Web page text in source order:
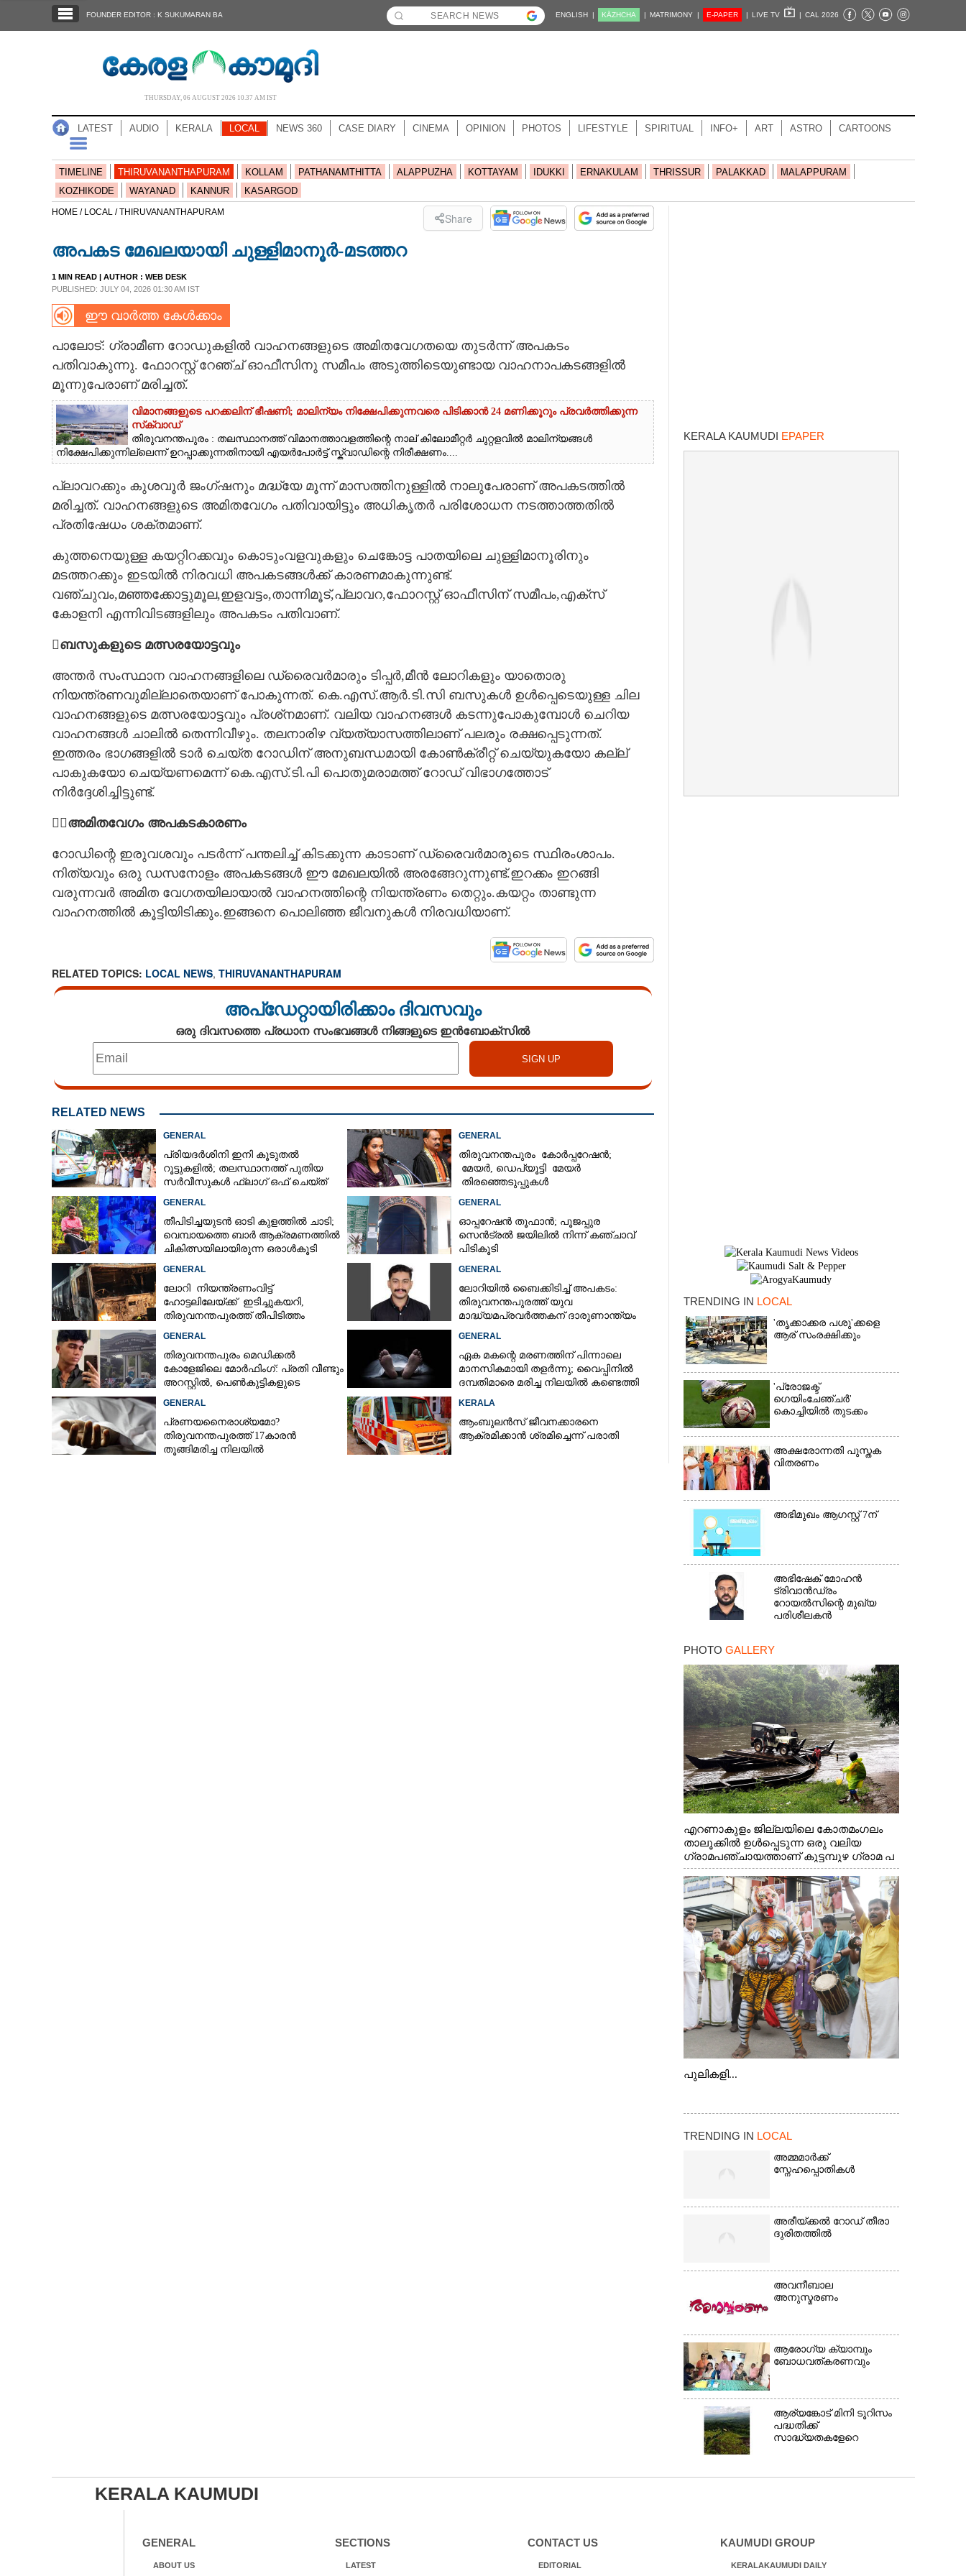
NOTIFIED NEWS
NEWS 360
CASE DIARY
PHOTOS
LIFESTYLE
SPIRITUAL
LITERATURE
CONTACT US
FOUNDER EDITOR : K SUKUMARAN BA ENGLISH | KĀZHCHA | MATRIMONY | E-PAPER | LIVE TV | CAL 2026
THURSDAY, 06 AUGUST 2026 10.37 AM IST
LATEST AUDIO KERALA LOCAL NEWS 360 CASE DIARY CINEMA OPINION PHOTOS LIFESTYLE SPIRITUAL INFO+ ART ASTRO CARTOONS
TIMELINE THIRUVANANTHAPURAM KOLLAM PATHANAMTHITTA ALAPPUZHA KOTTAYAM IDUKKI ERNAKULAM THRISSUR PALAKKAD
MALAPPURAM
KOZHIKODE
WAYANAD KANNUR KASARGOD
HOME / LOCAL /THIRUVANANTHAPURAM Share
അപകട മേഖലയായി ചുള്ളിമാനൂർ-മടത്തറ
1 MIN READ | AUTHOR : WEB DESK
PUBLISHED: JULY 04, 2026 01:30 AM IST
ഈ വാർത്ത കേൾക്കാം
പാലോട്: ഗ്രാമീണ റോഡുകളിൽ വാഹനങ്ങളുടെ അമിതവേഗതയെ തുടർന്ന് അപകടം
പതിവാകുന്നു. ഫോറസ്റ്റ് റേഞ്ച് ഓഫീസിനു സമീപം അടുത്തിടെയുണ്ടായ വാഹനാപകടങ്ങളിൽ
മൂന്നുപേരാണ് മരിച്ചത്.
വിമാനങ്ങളുടെ പറക്കലിന് ഭീഷണി;​ മാലിന്യം നിക്ഷേപിക്കുന്നവരെ പിടിക്കാൻ 24 മണിക്കൂറും പ്രവർത്തിക്കുന്ന
സ്‌ക്വാഡ്
തിരുവനന്തപുരം : തലസ്ഥാനത്ത് വിമാനത്താവളത്തിന്റെ നാല് കിലോമീറ്റർ ചുറ്റളവിൽ മാലിന്യങ്ങൾ
നിക്ഷേപിക്കുന്നില്ലെന്ന് ഉറപ്പാക്കുന്നതിനായി എയർപോർട്ട് സ്ക്വാഡിന്റെ നിരീക്ഷണം....
പ്ലാവറക്കും കുശവൂർ ജംഗ്ഷനും മദ്ധ്യേ മൂന്ന് മാസത്തിനുള്ളിൽ നാലുപേരാണ് അപകടത്തിൽ
മരിച്ചത്. വാഹനങ്ങളുടെ അമിതവേഗം പതിവായിട്ടും അധികൃതർ പരിശോധന നടത്താത്തതിൽ
പ്രതിഷേധം ശക്തമാണ്.
കുത്തനെയുള്ള കയറ്റിറക്കവും കൊടുംവളവുകളും ചെങ്കോട്ട പാതയിലെ ചുള്ളിമാനൂരിനും
മടത്തറക്കും ഇടയിൽ നിരവധി അപകടങ്ങൾക്ക് കാരണമാകുന്നുണ്ട്.
വഞ്ചുവം,മഞ്ഞക്കോട്ടുമൂല,ഇളവട്ടം,താന്നിമൂട്,പ്ലാവറ,ഫോറസ്റ്റ് ഓഫീസിന് സമീപം,എക്‌സ്
കോളനി എന്നിവിടങ്ങളിലും അപകടം പതിവാണ്.
ബസുകളുടെ മത്സരയോട്ടവും
അന്തർ സംസ്ഥാന വാഹനങ്ങളിലെ ഡ്രൈവർമാരും ടിപ്പർ,മീൻ ലോറികളും യാതൊരു
നിയന്ത്രണവുമില്ലാതെയാണ് പോകുന്നത്. കെ.എസ്.ആർ.ടി.സി ബസുകൾ ഉൾപ്പെടെയുള്ള ചില
വാഹനങ്ങളുടെ മത്സരയോട്ടവും പ്രശ്‌നമാണ്. വലിയ വാഹനങ്ങൾ കടന്നുപോകുമ്പോൾ ചെറിയ
വാഹനങ്ങൾ ചാലിൽ തെന്നിവീഴും. തലനാരിഴ വ്യത്യാസത്തിലാണ് പലരും രക്ഷപ്പെടുന്നത്.
ഇത്തരം ഭാഗങ്ങളിൽ ടാർ ചെയ്‌ത റോഡിന് അനുബന്ധമായി കോൺക്രീറ്റ് ചെയ്യുകയോ കല്ല്
പാകുകയോ ചെയ്യണമെന്ന് കെ.എസ്.ടി.പി പൊതുമരാമത്ത് റോഡ് വിഭാഗത്തോട്
നിർദ്ദേശിച്ചിട്ടുണ്ട്.
അമിതവേഗം അപകടകാരണം
റോഡിന്റെ ഇരുവശവും പടർന്ന് പന്തലിച്ച് കിടക്കുന്ന കാടാണ് ഡ്രൈവർമാരുടെ സ്ഥിരംശാപം.
നിത്യവും ഒരു ഡസനോളം അപകടങ്ങൾ ഈ മേഖലയിൽ അരങ്ങേറുന്നുണ്ട്.ഇറക്കം ഇറങ്ങി
വരുന്നവർ അമിത വേഗതയിലായാൽ വാഹനത്തിന്റെ നിയന്ത്രണം തെറ്റും.കയറ്റം താണ്ടുന്ന
വാഹനത്തിൽ കൂട്ടിയിടിക്കും.ഇങ്ങനെ പൊലിഞ്ഞ ജീവനുകൾ നിരവധിയാണ്.
RELATED TOPICS: LOCAL NEWS, THIRUVANANTHAPURAM
അപ്ഡേറ്റായിരിക്കാം ദിവസവും
ഒരു ദിവസത്തെ പ്രധാന സംഭവങ്ങൾ നിങ്ങളുടെ ഇൻബോക്സിൽ
RELATED NEWS
GENERAL
പ്രിയദർശിനി ഇനി കൂടുതൽ
റൂട്ടുകളിൽ; തലസ്ഥാനത്ത് പുതിയ
സർവീസുകൾ ഫ്ലാഗ് ഒഫ് ചെയ്ത്
GENERAL
തിരുവനന്തപുരം കോർപ്പറേഷൻ;
മേയർ, ഡെപ്യൂട്ടി മേയർ
തിരഞ്ഞെടുപ്പുകൾ
GENERAL
തീപിടിച്ചയുടൻ ഓടി കുളത്തിൽ ചാടി;
വെമ്പായത്തെ ബാർ ആക്രമണത്തിൽ
ചികിത്സയിലായിരുന്ന ഒരാൾകൂടി
GENERAL
ഓപ്പറേഷൻ തൂഫാൻ; പൂജപ്പുര
സെൻട്രൽ ജയിലിൽ നിന്ന് കഞ്ചാവ്
പിടികൂടി
GENERAL
ലോറി നിയന്ത്രണംവിട്ട്
ഹോട്ടലിലേയ്ക്ക് ഇടിച്ചുകയറി,
തിരുവനന്തപുരത്ത് തീപിടിത്തം
GENERAL
ലോറിയിൽ ബൈക്കിടിച്ച് അപകടം:
തിരുവനന്തപുരത്ത് യുവ
മാദ്ധ്യമപ്രവർത്തകന് ദാരുണാന്ത്യം
GENERAL
തിരുവനന്തപുരം മെഡിക്കൽ
കോളേജിലെ മോർഫിംഗ്: പ്രതി വീണ്ടും
അറസ്റ്റിൽ, പെൺകുട്ടികളുടെ
GENERAL
ഏക മകന്റെ മരണത്തിന് പിന്നാലെ
മാനസികമായി തളർന്നു; വൈപ്പിനിൽ
ദമ്പതിമാരെ മരിച്ച നിലയിൽ കണ്ടെത്തി
GENERAL
പ്രണയനെെരാശ്യമോ?
തിരുവനന്തപുരത്ത് 17കാരൻ
തൂങ്ങിമരിച്ച നിലയിൽ
KERALA
ആംബുലൻസ് ജീവനക്കാരനെ
ആക്രമിക്കാൻ ശ്രമിച്ചെന്ന് പരാതി
KERALA KAUMUDI EPAPER
TRENDING IN LOCAL
'തൃക്കാക്കര പശു'ക്കളെ
ആര് സംരക്ഷിക്കും
'പ്രോജക്ട്
ഗെയിംചേഞ്ചർ'
കൊച്ചിയിൽ തുടക്കം
അക്ഷരോന്നതി പുസ്തക
വിതരണം
അഭിമുഖം ആഗസ്റ്റ് 7ന്
അഭിഷേക് മോഹൻ
ട്രിവാൻഡ്രം
റോയൽസിന്റെ മുഖ്യ
പരിശീലകൻ
PHOTO GALLERY
എറണാകുളം ജില്ലയിലെ കോതമംഗലം
താലൂക്കിൽ ഉൾപ്പെടുന്ന ഒരു വലിയ
ഗ്രാമപഞ്ചായത്താണ് കുട്ടമ്പുഴ ഗ്രാമ പ
ഞ്ചായത്ത്. ആദിവാസി ഊരുകളായ
വെള്ളാരംകുത്ത്, കത്തിപ്പാറ, ഉറിയംപെട്ടി,
തേക്കല്ല്, വെട്ടിക്കല്ല്, മഞ്ചപ്പാറ എന്നീ
ആറു സ്ഥലങ്ങളിലേക്കുള്ള പ്രധാന
സഞ്ചാര മാർഗമാണ് ഈ കാണുന്ന
കടത്ത് വള്ളം
പുലികളി...
TRENDING IN LOCAL
അമ്മമാർക്ക്
സ്നേഹപ്പൊതികൾ
അരീയ്ക്കൽ റോഡ് തീരാ
ദുരിതത്തിൽ
അവനീബാല
അനുസ്മരണം
ആരോഗ്യ ക്യാമ്പും
ബോധവത്കരണവും
ആര്യങ്കോട് മിനി ടൂറിസം
പദ്ധതിക്ക്
സാദ്ധ്യതകളേറെ
KERALA KAUMUDI
GENERAL
ABOUT US
SECTIONS
LATEST
CONTACT US
EDITORIAL
KAUMUDI GROUP
KERALAKAUMUDI DAILY
×